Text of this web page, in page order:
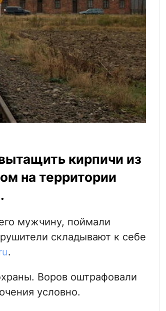
кирпичи из
на территории
мужчину, поймали
складывают к себе
.
Воров оштрафовали
условно.